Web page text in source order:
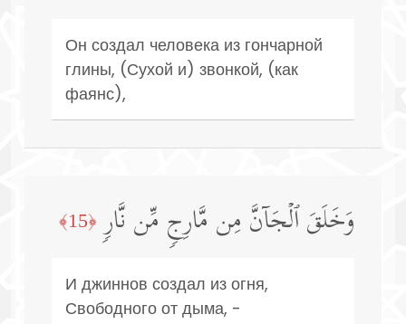
Он создал человека из гончарной
глины, (Сухой и) звонкой, (как
фаянс),
وَخَلَقَ ٱلۡجَاۤنَّ مِن مَّارِجࣲ مِّن نَّارࣲ ﴿15﴾
И джиннов создал из огня,
Свободного от дыма, -